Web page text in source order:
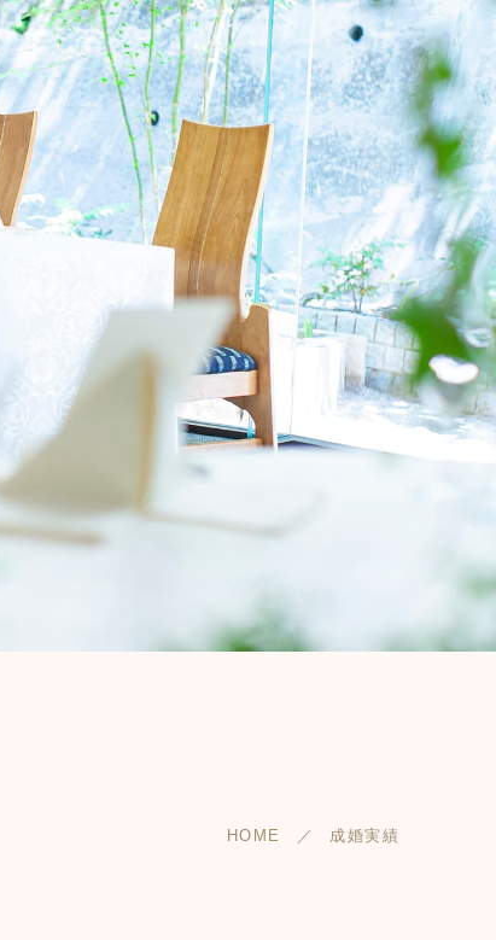
HOME 成婚実績